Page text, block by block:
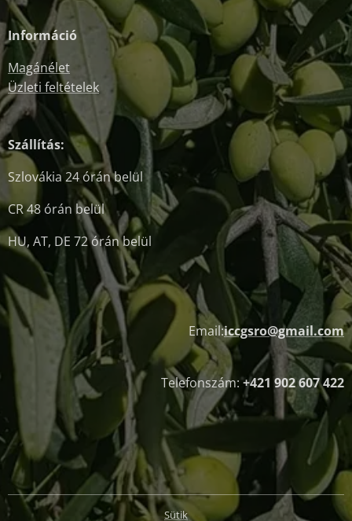
Információ
Magánélet
Üzleti feltételek
Szállítás:
Szlovákia 24 órán belül
CR 48 órán belül
HU, AT, DE 72 órán belül
Email:iccgsro@gmail.com
Telefonszám:+421 902 607 422
Sütik